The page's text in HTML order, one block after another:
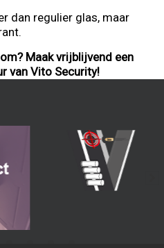
dan regulier glas, maar
Maak vrijblijvend een
van Vito Security!